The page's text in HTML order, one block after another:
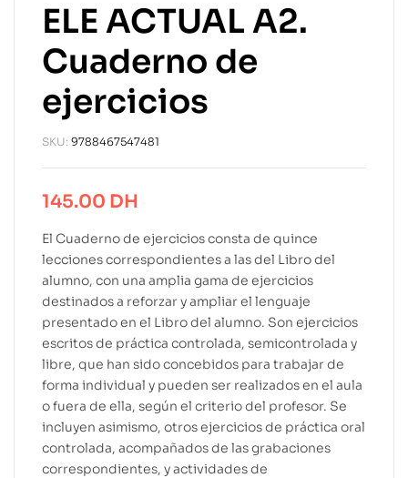
ELE ACTUAL A2.
Cuaderno de
ejercicios
SKU: 9788467547481
145.00 DH
El Cuaderno de ejercicios consta de quince
lecciones correspondientes a las del Libro del
alumno, con una amplia gama de ejercicios
destinados a reforzar y ampliar el lenguaje
presentado en el Libro del alumno. Son ejercicios
escritos de práctica controlada, semicontrolada y
libre, que han sido concebidos para trabajar de
forma individual y pueden ser realizados en el aula
o fuera de ella, según el criterio del profesor. Se
incluyen asimismo, otros ejercicios de práctica oral
controlada, acompañados de las grabaciones
correspondientes, y actividades de